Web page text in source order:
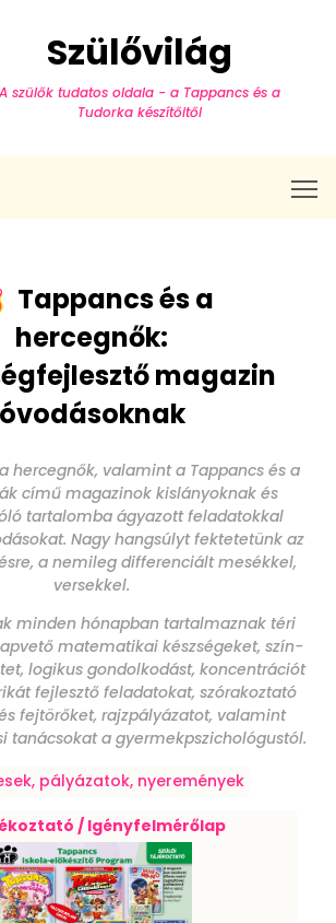
Szülővilág
A szülők tudatos oldala - a Tappancs és a
Tudorka készítőitől
Tappancs és a
hercegnők:
magazin
óvodásoknak
hercegnők, valamint a Tappancs és a
című magazinok kislányoknak és
tartalomba ágyazott feladatokkal
Nagy hangsúlyt fektetetünk az
a nemileg differenciált mesékkel,
versekkel.
minden hónapban tartalmaznak téri
matematikai készségeket, szín-
logikus gondolkodást, koncentrációt
fejlesztő feladatokat, szórakoztató
fejtörőket, rajzpályázatot, valamint
tanácsokat a gyermekpszichológustól.
pályázatok, nyeremények
/ Igényfelmérőlap